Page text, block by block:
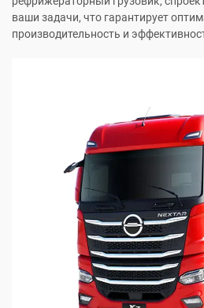
ваши задачи, что гарантирует
производительность и